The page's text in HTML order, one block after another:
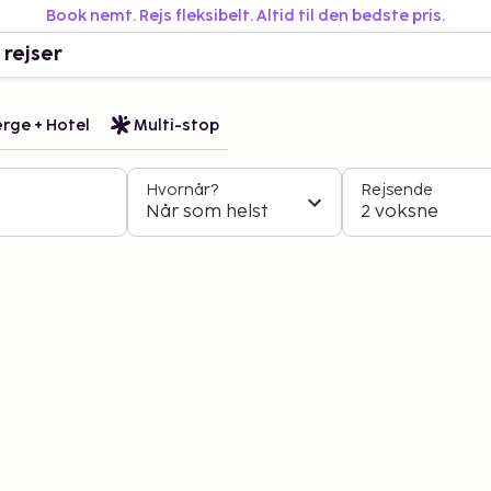
Book nemt. Rejs fleksibelt. Altid til den bedste pris.
rejser
+ Hotel Multi-stop
Hvornår?
Når som helst
Rejsende
2 voksne